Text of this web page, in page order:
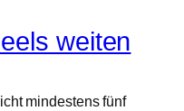
weiten
mindestens fünf